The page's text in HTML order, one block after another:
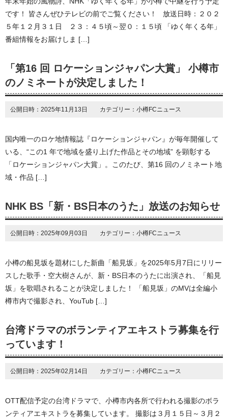
です！ 皆さんぜひテレビの前でご覧ください！ 放送日時：２０２
５年１２月３１日 ２３：４５頃～翌０：１５頃 「ゆく年くる年」
番組情報をお届けしま […]
「第16 回 ロケーションジャパン大賞」 小樽市
のノミネートが決定しました！
公開日時：2025年11月13日 カテゴリー：小樽FCニュース
国内唯一のロケ地情報誌『ロケーションジャパン』が毎年開催して
いる、“この1 年で地域を盛り上げた作品とその地域” を顕彰する
「ロケーションジャパン大賞」。このたび、第16 回のノミネート地
域・作品 […]
NHK BS「新・BS日本のうた」放送のお知らせ
公開日時：2025年09月03日 カテゴリー：小樽FCニュース
小樽の船見坂を題材にした新曲「船見坂」を2025年5月7日にリリー
スした歌手・空大樹さんが、新・BS日本のうたに出演され、「船見
坂」を歌唱されることが決定しました！ 「船見坂」のMVは全編小
樽市内で撮影され、YouTub […]
台湾ドラマのボランティアエキストラ募集を行
っています！
公開日時：2025年02月14日 カテゴリー：小樽FCニュース
OTT配信予定の台湾ドラマで、小樽市内各所で行われる撮影のボラ
ンティアエキストラを募集しています。 撮影は３月１５日～３月２